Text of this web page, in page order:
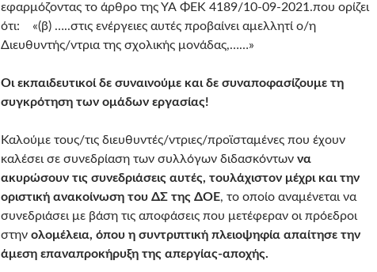
εφαρμόζοντας το άρθρο της ΥΑ ΦΕΚ 4189/10-09-2021.που ορίζει
ότι: «(β) …..στις ενέργειες αυτές προβαίνει αμελλητί ο/η
Διευθυντής/ντρια της σχολικής μονάδας,……»
Οι εκπαιδευτικοί δε συναινούμε και δε συναποφασίζουμε τη
συγκρότηση των ομάδων εργασίας!
Καλούμε τους/τις διευθυντές/ντριες/προϊσταμένες που έχουν
καλέσει σε συνεδρίαση των συλλόγων διδασκόντων να
ακυρώσουν τις συνεδριάσεις αυτές, τουλάχιστον μέχρι και την
οριστική ανακοίνωση του ΔΣ της ΔΟΕ, το οποίο αναμένεται να
συνεδριάσει με βάση τις αποφάσεις που μετέφεραν οι πρόεδροι
στην ολομέλεια, όπου η συντριπτική πλειοψηφία απαίτησε την
άμεση επαναπροκήρυξη της απεργίας-αποχής.